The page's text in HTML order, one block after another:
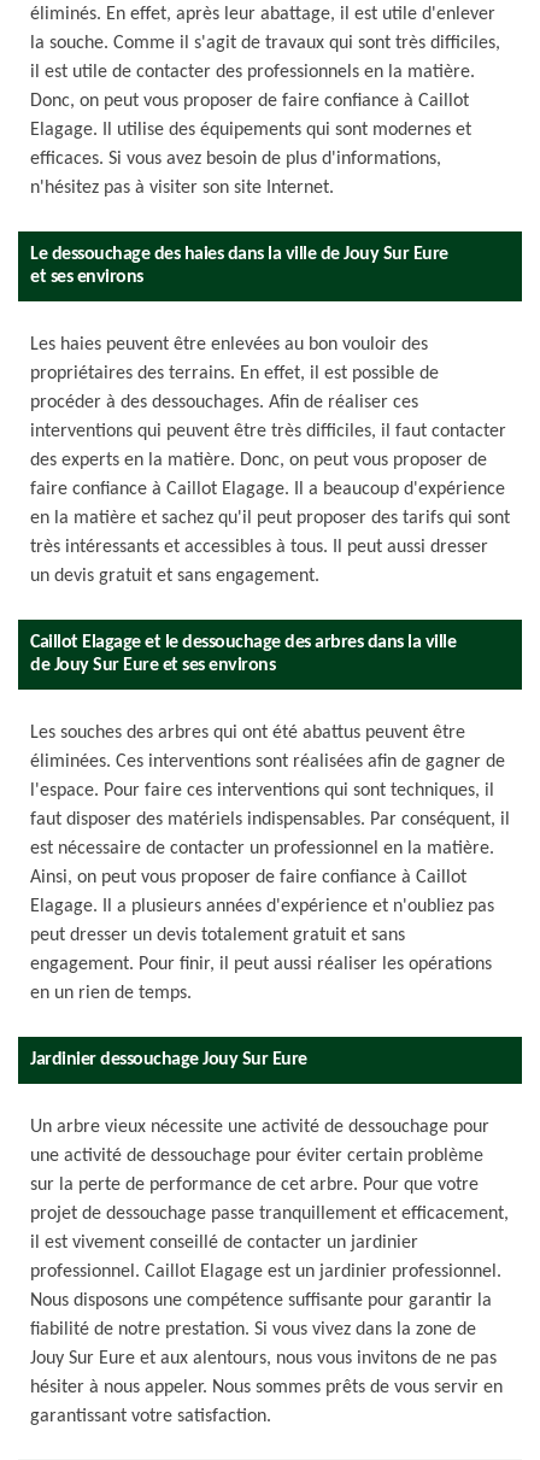
éliminés. En effet, après leur abattage, il est utile d'enlever
la souche. Comme il s'agit de travaux qui sont très difficiles,
il est utile de contacter des professionnels en la matière.
Donc, on peut vous proposer de faire confiance à Caillot
Elagage. Il utilise des équipements qui sont modernes et
efficaces. Si vous avez besoin de plus d'informations,
n'hésitez pas à visiter son site Internet.
Le dessouchage des haies dans la ville de Jouy Sur Eure
et ses environs
Les haies peuvent être enlevées au bon vouloir des
propriétaires des terrains. En effet, il est possible de
procéder à des dessouchages. Afin de réaliser ces
interventions qui peuvent être très difficiles, il faut contacter
des experts en la matière. Donc, on peut vous proposer de
faire confiance à Caillot Elagage. Il a beaucoup d'expérience
en la matière et sachez qu'il peut proposer des tarifs qui sont
très intéressants et accessibles à tous. Il peut aussi dresser
un devis gratuit et sans engagement.
Caillot Elagage et le dessouchage des arbres dans la ville
de Jouy Sur Eure et ses environs
Les souches des arbres qui ont été abattus peuvent être
éliminées. Ces interventions sont réalisées afin de gagner de
l'espace. Pour faire ces interventions qui sont techniques, il
faut disposer des matériels indispensables. Par conséquent, il
est nécessaire de contacter un professionnel en la matière.
Ainsi, on peut vous proposer de faire confiance à Caillot
Elagage. Il a plusieurs années d'expérience et n'oubliez pas
peut dresser un devis totalement gratuit et sans
engagement. Pour finir, il peut aussi réaliser les opérations
en un rien de temps.
Jardinier dessouchage Jouy Sur Eure
Un arbre vieux nécessite une activité de dessouchage pour
une activité de dessouchage pour éviter certain problème
sur la perte de performance de cet arbre. Pour que votre
projet de dessouchage passe tranquillement et efficacement,
il est vivement conseillé de contacter un jardinier
professionnel. Caillot Elagage est un jardinier professionnel.
Nous disposons une compétence suffisante pour garantir la
fiabilité de notre prestation. Si vous vivez dans la zone de
Jouy Sur Eure et aux alentours, nous vous invitons de ne pas
hésiter à nous appeler. Nous sommes prêts de vous servir en
garantissant votre satisfaction.